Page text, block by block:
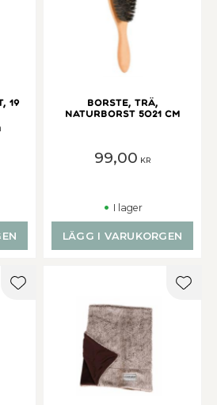
19
Borste, trä,
naturborst 5o21 cm
99,00 KR
I lager
LÄGG I VARUKORGEN
Lägg till i favoriter